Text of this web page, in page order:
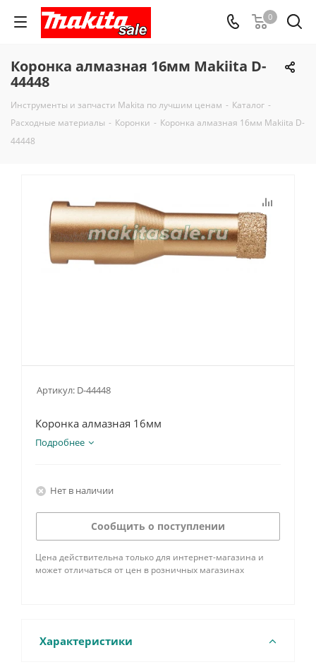
0
Коронка алмазная 16мм Makiita D-
44448
Инструменты и запчасти Makita по лучшим ценам - Каталог -
Расходные материалы - Коронки - Коронка алмазная 16мм Makiita D-
44448
Артикул: D-44448
Коронка алмазная 16мм
Подробнее
Нет в наличии
Сообщить о поступлении
Цена действительна только для интернет-магазина и
может отличаться от цен в розничных магазинах
Характеристики